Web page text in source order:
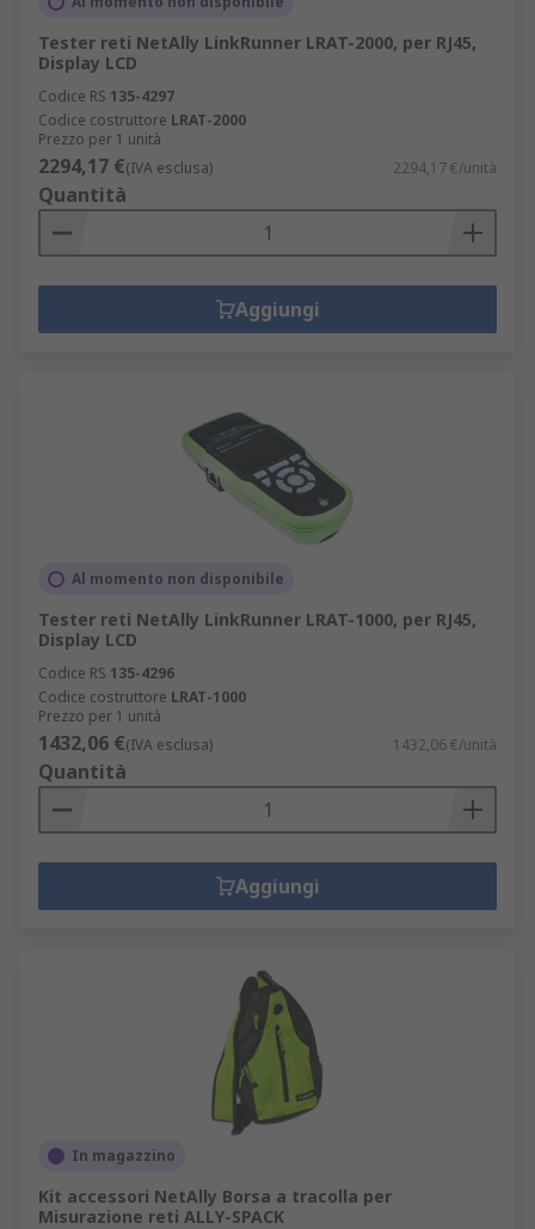
Tester reti NetAlly LinkRunner LRAT-2000, per RJ45,
Display LCD
Codice RS 135-4297
Codice costruttore LRAT-2000
Prezzo per 1 unità
2294,17 €(IVA esclusa) 2294,17 €/unità
Quantità
Aggiungi
Al momento non disponibile
Tester reti NetAlly LinkRunner LRAT-1000, per RJ45,
Display LCD
Codice RS 135-4296
Codice costruttore LRAT-1000
Prezzo per 1 unità
1432,06 €(IVA esclusa) 1432,06 €/unità
Quantità
Aggiungi
In magazzino
Kit accessori NetAlly Borsa a tracolla per
Misurazione reti ALLY-SPACK